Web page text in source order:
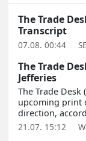
The Trade
Transcript
07.08. 00:44
The Trade
Jefferies
The Trade Desk
upcoming print
direction,
21.07. 15:12